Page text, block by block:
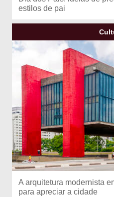
estilos de pai
A arquitetura modernista
para apreciar a cidade